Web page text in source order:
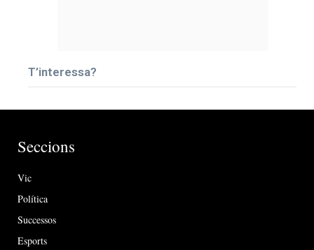
T’interessa?
Seccions
Vic
Política
Successos
Esports